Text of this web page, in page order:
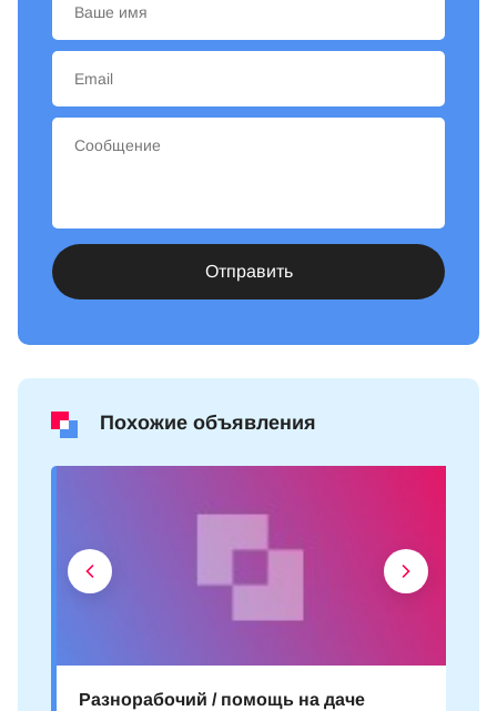
Отправить
Похожие объявления
Разнорабочий / помощь на даче